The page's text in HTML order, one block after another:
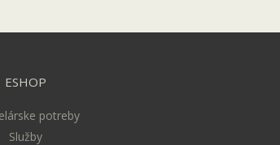
ESHOP
potreby
Služby